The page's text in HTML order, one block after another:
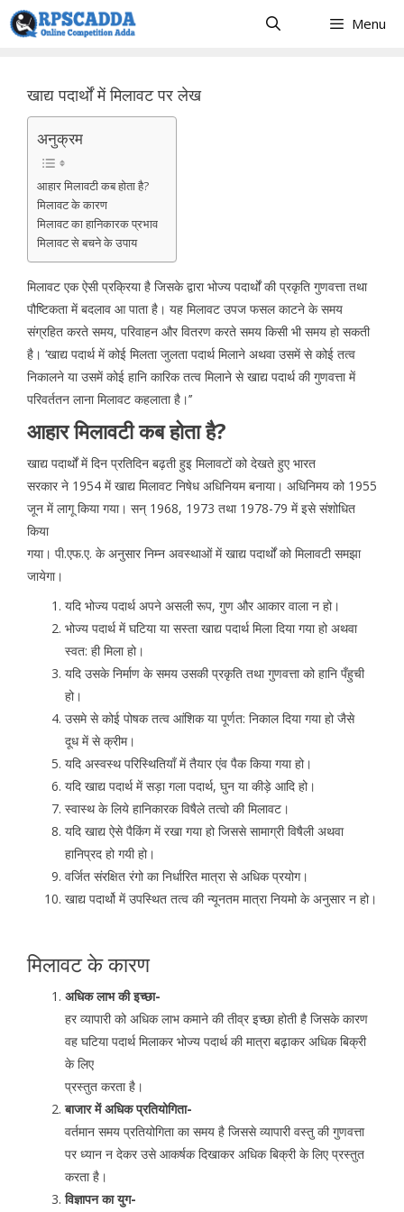
Skip
to
Menu
खाद्य पदार्थों में मिलावट पर लेख
अनुक्रम
आहार मिलावटी कब होता है?
मिलावट के कारण
मिलावट का हानिकारक प्रभाव
मिलावट से बचने के उपाय
मिलावट एक ऐसी प्रक्रिया है जिसके द्वारा भोज्य पदार्थों की प्रकृति गुणवत्ता तथा
पौष्टिकता में बदलाव आ पाता है। यह मिलावट उपज फसल काटने के समय
संग्रहित करते समय, परिवाहन और वितरण करते समय किसी भी समय हो सकती
है। ‘खाद्य पदार्थ में कोई मिलता जुलता पदार्थ मिलाने अथवा उसमें से कोई तत्व
निकालने या उसमें कोई हानि कारिक तत्व मिलाने से खाद्य पदार्थ की गुणवत्ता में
परिवर्ततन लाना मिलावट कहलाता है।’’
आहार मिलावटी कब होता है?
खाद्य पदार्थों में दिन प्रतिदिन बढ़ती हुइ मिलावटों को देखते हुए भारत
सरकार ने 1954 में खाद्य मिलावट निषेध अधिनियम बनाया। अधिनिमय को 1955
जून में लागू किया गया। सन् 1968, 1973 तथा 1978-79 में इसे संशोधित
किया
गया। पी.एफ.ए. के अनुसार निम्न अवस्थाओं में खाद्य पदार्थों को मिलावटी समझा
जायेगा।
यदि भोज्य पदार्थ अपने असली रूप, गुण और आकार वाला न हो।
भोज्य पदार्थ में घटिया या सस्ता खाद्य पदार्थ मिला दिया गया हो अथवा
स्वत: ही मिला हो।
यदि उसके निर्माण के समय उसकी प्रकृति तथा गुणवत्ता को हानि पँहुची
हो।
उसमे से कोई पोषक तत्व आंशिक या पूर्णत: निकाल दिया गया हो जैसे
दूध में से क्रीम।
यदि अस्वस्थ परिस्थितियाँ में तैयार एंव पैक किया गया हो।
यदि खाद्य पदार्थ में सड़ा गला पदार्थ, घुन या कीड़े आदि हो।
स्वास्थ के लिये हानिकारक विषैले तत्वो की मिलावट।
यदि खाद्य ऐसे पैकिंग में रखा गया हो जिससे सामाग्री विषैली अथवा
हानिप्रद हो गयी हो।
वर्जित संरक्षित रंगो का निर्धारित मात्रा से अधिक प्रयोग।
खाद्य पदार्थो में उपस्थित तत्व की न्यूनतम मात्रा नियमो के अनुसार न हो।
मिलावट के कारण
अधिक लाभ की इच्छा-
हर व्यापारी को अधिक लाभ कमाने की तीव्र इच्छा होती है जिसके कारण
वह घटिया पदार्थ मिलाकर भोज्य पदार्थ की मात्रा बढ़ाकर अधिक बिक्री
के लिए
प्रस्तुत करता है।
बाजार में अधिक प्रतियोगिता-
वर्तमान समय प्रतियोगिता का समय है जिससे व्यापारी वस्तु की गुणवत्ता
पर ध्यान न देकर उसे आकर्षक दिखाकर अधिक बिक्री के लिए प्रस्तुत
करता है।
विज्ञापन का युग-